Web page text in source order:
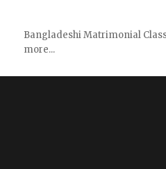
Bangladeshi Matrimonial
more...